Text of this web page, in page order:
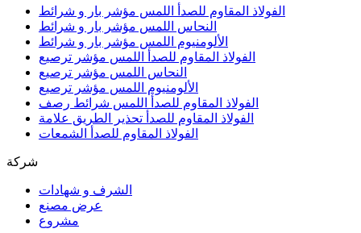
الفولاذ المقاوم للصدأ اللمس مؤشر بار و شرائط
النحاس اللمس مؤشر بار و شرائط
الألومنيوم اللمس مؤشر بار و شرائط
الفولاذ المقاوم للصدأ اللمس مؤشر ترصيع
النحاس اللمس مؤشر ترصيع
الألومنيوم اللمس مؤشر ترصيع
الفولاذ المقاوم للصدأ اللمس شرائط رصف
الفولاذ المقاوم للصدأ تحذير الطريق علامة
الفولاذ المقاوم للصدأ الشمعات
شركة
الشرف و شهادات
عرض مصنع
مشروع